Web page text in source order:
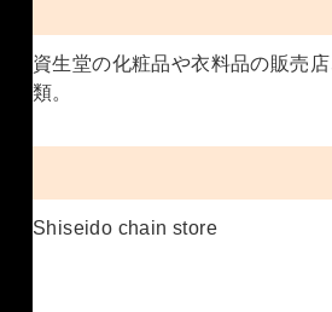
資生堂の化粧品や衣料品の販売
類。
Shiseido chain store